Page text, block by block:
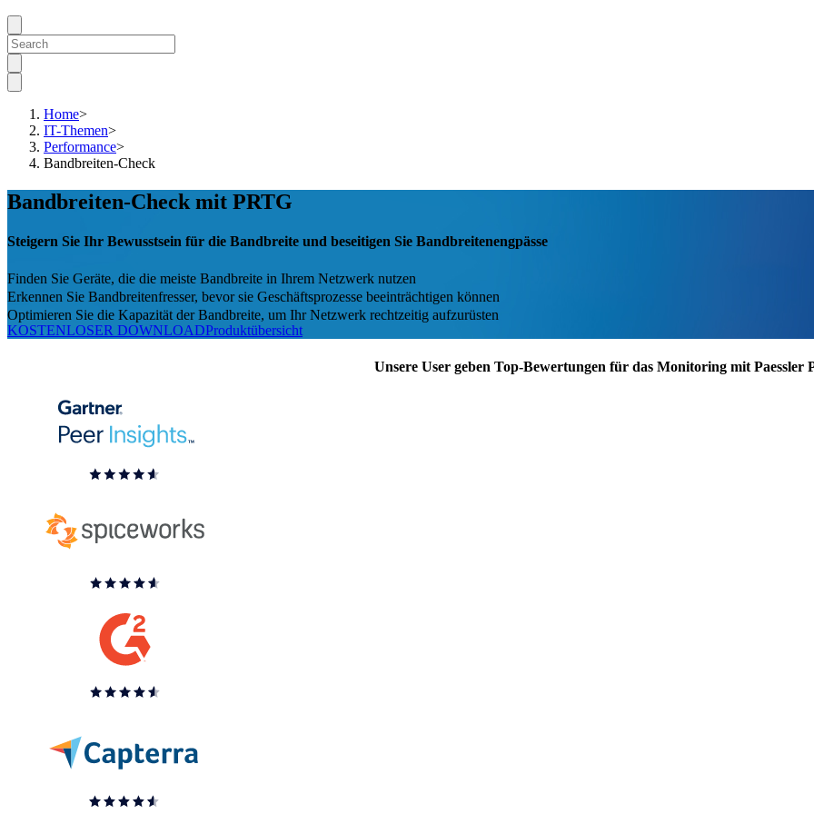
Home>
IT-Themen>
Performance>
Bandbreiten-Check
Bandbreiten-Check mit PRTG
Steigern Sie Ihr Bewusstsein für die Bandbreite und beseitigen Sie Bandbreitenengpässe
Finden Sie Geräte, die die meiste Bandbreite in Ihrem Netzwerk nutzen
Erkennen Sie Bandbreitenfresser, bevor sie Geschäftsprozesse beeinträchtigen können
Optimieren Sie die Kapazität der Bandbreite, um Ihr Netzwerk rechtzeitig aufzurüsten
KOSTENLOSER DOWNLOADProduktübersicht
Unsere User geben Top-Bewertungen für das Monitoring mit Paessler